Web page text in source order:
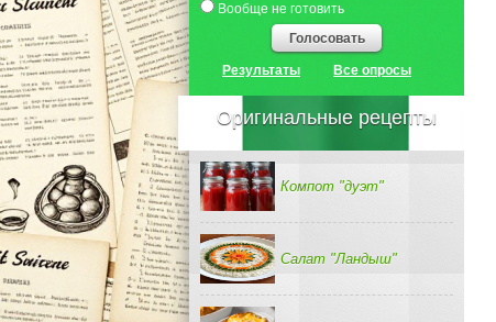
Вообще не готовить
Голосовать
Результаты Все опросы
Оригинальные рецепты
Компот "дуэт"
Салат "Ландыш"